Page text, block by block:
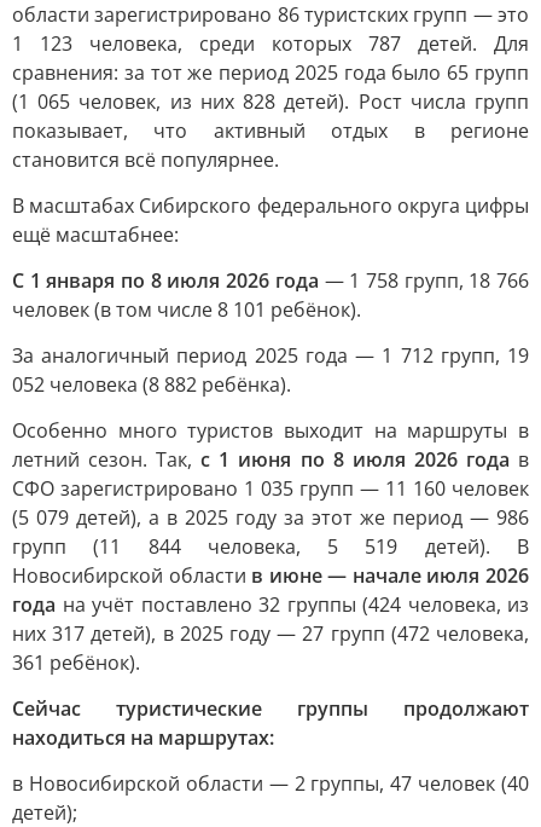
области зарегистрировано 86 туристских групп — это
1 123 человека, среди которых 787 детей. Для
сравнения: за тот же период 2025 года было 65 групп
(1 065 человек, из них 828 детей). Рост числа групп
показывает, что активный отдых в регионе
становится всё популярнее.
В масштабах Сибирского федерального округа цифры
ещё масштабнее:
С 1 января по 8 июля 2026 года — 1 758 групп, 18 766
человек (в том числе 8 101 ребёнок).
За аналогичный период 2025 года — 1 712 групп, 19
052 человека (8 882 ребёнка).
Особенно много туристов выходит на маршруты в
летний сезон. Так,с 1 июня по 8 июля 2026 года в
СФО зарегистрировано 1 035 групп — 11 160 человек
(5 079 детей), а в 2025 году за этот же период — 986
групп (11 844 человека, 5 519 детей). В
Новосибирской области в июне — начале июля 2026
года на учёт поставлено 32 группы (424 человека, из
них 317 детей), в 2025 году — 27 групп (472 человека,
361 ребёнок).
Сейчас туристические группы продолжают
находиться на маршрутах:
в Новосибирской области — 2 группы, 47 человек (40
детей);